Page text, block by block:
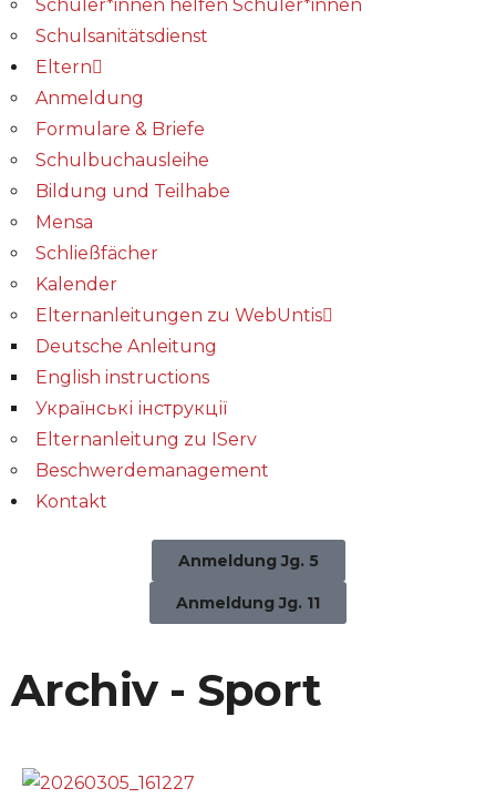
Schüler*innen helfen Schüler*innen
Schulsanitätsdienst
Eltern
Anmeldung
Formulare & Briefe
Schulbuchausleihe
Bildung und Teilhabe
Mensa
Schließfächer
Kalender
Elternanleitungen zu WebUntis
Deutsche Anleitung
English instructions
Українські інструкції
Elternanleitung zu IServ
Beschwerdemanagement
Kontakt
Anmeldung Jg. 5
Anmeldung Jg. 11
Archiv - Sport